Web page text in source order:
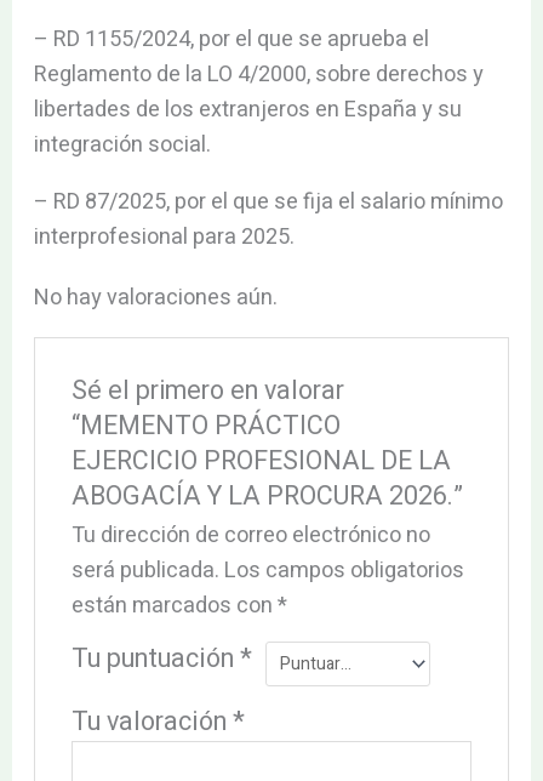
– RD 1155/2024, por el que se aprueba el
Reglamento de la LO 4/2000, sobre derechos y
libertades de los extranjeros en España y su
integración social.
– RD 87/2025, por el que se fija el salario mínimo
interprofesional para 2025.
No hay valoraciones aún.
Sé el primero en valorar
“MEMENTO PRÁCTICO
EJERCICIO PROFESIONAL DE LA
ABOGACÍA Y LA PROCURA 2026.”
Tu dirección de correo electrónico no
será publicada. Los campos obligatorios
están marcados con*
Tu puntuación*
Tu valoración*